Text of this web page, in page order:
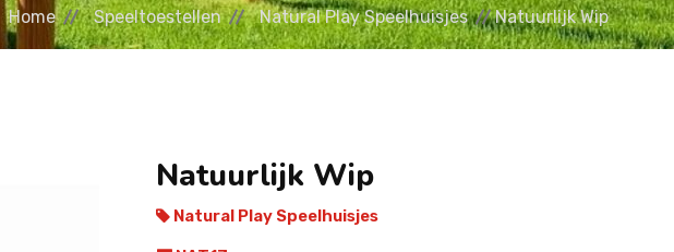
Home Speeltoestellen Natural Play Speelhuisjes Natuurlijk Wip
Natuurlijk Wip
Natural Play Speelhuisjes